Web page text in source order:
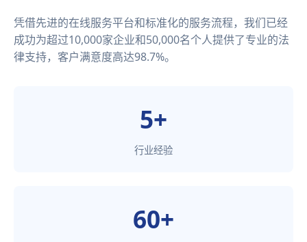
凭借先进的在线服务平台和标准化的服务流程，我们已经
成功为超过10,000家企业和50,000名个人提供了专业的法
律支持，客户满意度高达98.7%。
5+
行业经验
60+